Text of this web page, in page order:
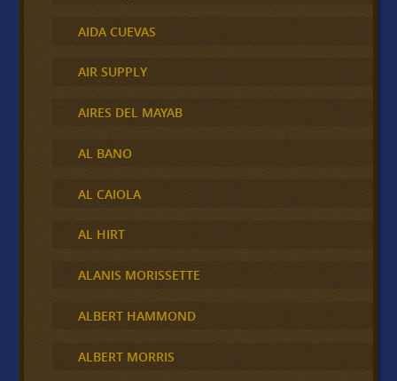
AIDA CUEVAS
AIR SUPPLY
AIRES DEL MAYAB
AL BANO
AL CAIOLA
AL HIRT
ALANIS MORISSETTE
ALBERT HAMMOND
ALBERT MORRIS